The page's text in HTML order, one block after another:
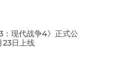
：现代战争4》正式公
23日上线